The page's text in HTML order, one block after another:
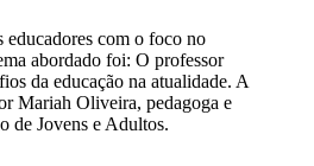
com o foco no
abordado foi: O professor
da educação na atualidade. A
Mariah Oliveira, pedagoga e
de Jovens e Adultos.